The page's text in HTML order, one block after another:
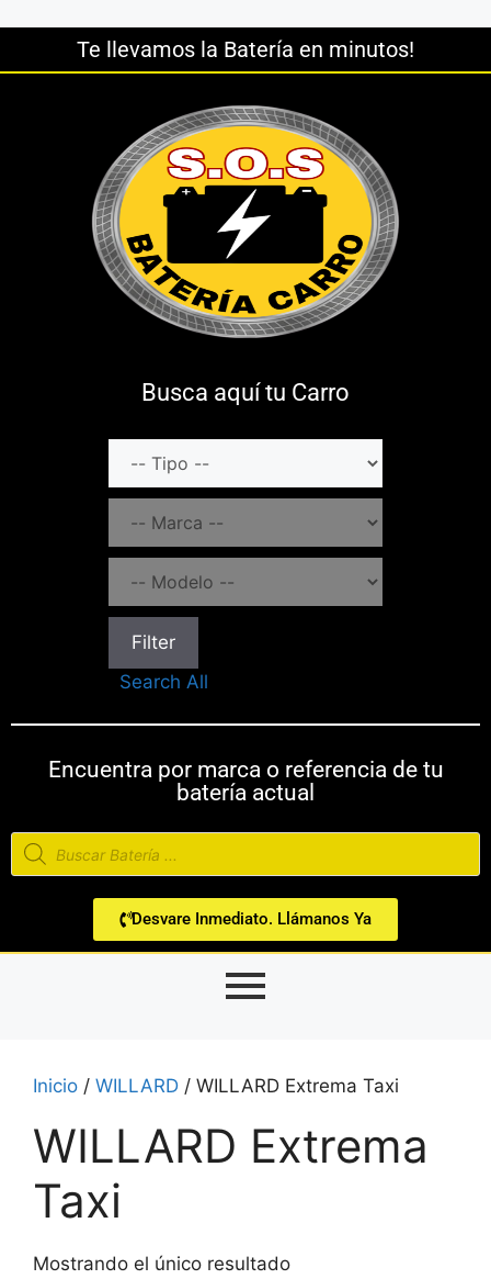
Te llevamos la Batería en minutos!
Busca aquí tu Carro
Filter
Search All
Encuentra por marca o referencia de tu
batería actual
Desvare Inmediato. Llámanos Ya
Inicio / WILLARD / WILLARD Extrema Taxi
WILLARD Extrema
Taxi
Mostrando el único resultado